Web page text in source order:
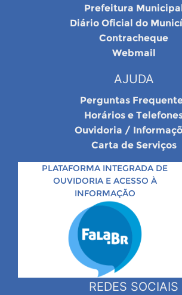
Prefeitura Municipal
Diário Oficial do
Contracheque
Webmail
AJUDA
Perguntas
Horários e
Ouvidoria /
Carta de Serviços
PLATAFORMA INTEGRADA DE
OUVIDORIA E ACESSO À
INFORMAÇÃO
REDES SOCIAIS